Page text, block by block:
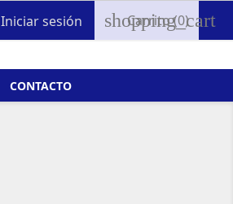
Iniciar sesión shopping_cart
Carrito(0)
CONTACTO